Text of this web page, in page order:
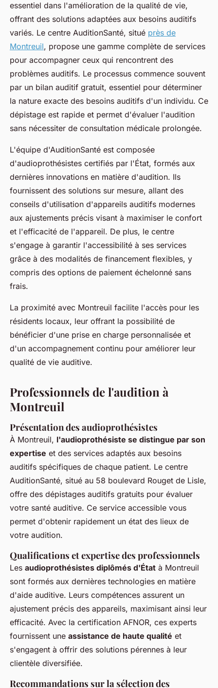
essentiel dans l'amélioration de la qualité de vie,
offrant des solutions adaptées aux besoins auditifs
variés. Le centre AuditionSanté, situé près de
Montreuil, propose une gamme complète de services
pour accompagner ceux qui rencontrent des
problèmes auditifs. Le processus commence souvent
par un bilan auditif gratuit, essentiel pour déterminer
la nature exacte des besoins auditifs d'un individu. Ce
dépistage est rapide et permet d'évaluer l'audition
sans nécessiter de consultation médicale prolongée.
L'équipe d'AuditionSanté est composée
d'audioprothésistes certifiés par l'État, formés aux
dernières innovations en matière d'audition. Ils
fournissent des solutions sur mesure, allant des
conseils d'utilisation d'appareils auditifs modernes
aux ajustements précis visant à maximiser le confort
et l'efficacité de l'appareil. De plus, le centre
s'engage à garantir l'accessibilité à ses services
grâce à des modalités de financement flexibles, y
compris des options de paiement échelonné sans
frais.
La proximité avec Montreuil facilite l'accès pour les
résidents locaux, leur offrant la possibilité de
bénéficier d'une prise en charge personnalisée et
d'un accompagnement continu pour améliorer leur
qualité de vie auditive.
Professionnels de l'audition à
Montreuil
Présentation des audioprothésistes
À Montreuil, l'audioprothésiste se distingue par son
expertise et des services adaptés aux besoins
auditifs spécifiques de chaque patient. Le centre
AuditionSanté, situé au 58 boulevard Rouget de Lisle,
offre des dépistages auditifs gratuits pour évaluer
votre santé auditive. Ce service accessible vous
permet d'obtenir rapidement un état des lieux de
votre audition.
Qualifications et expertise des professionnels
Les audioprothésistes diplômés d'État à Montreuil
sont formés aux dernières technologies en matière
d'aide auditive. Leurs compétences assurent un
ajustement précis des appareils, maximisant ainsi leur
efficacité. Avec la certification AFNOR, ces experts
fournissent une assistance de haute qualité et
s'engagent à offrir des solutions pérennes à leur
clientèle diversifiée.
Recommandations sur la sélection des